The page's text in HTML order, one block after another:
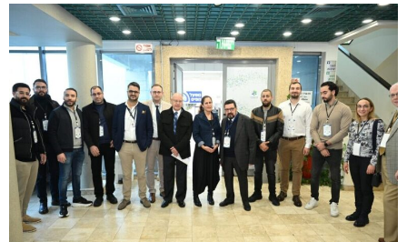
מעלות: פוענחו השלכות רימוני רסס